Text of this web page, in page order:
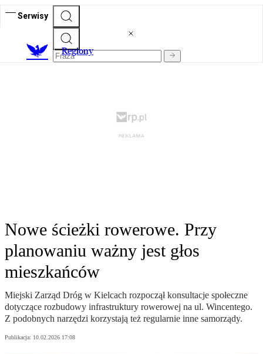
Serwisy
Regiony
Nowe ścieżki rowerowe. Przy
planowaniu ważny jest głos
mieszkańców
Miejski Zarząd Dróg w Kielcach rozpoczął konsultacje społeczne
dotyczące rozbudowy infrastruktury rowerowej na ul. Wincentego.
Z podobnych narzędzi korzystają też regularnie inne samorządy.
Publikacja: 10.02.2026 17:08